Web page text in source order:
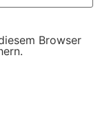
Browser